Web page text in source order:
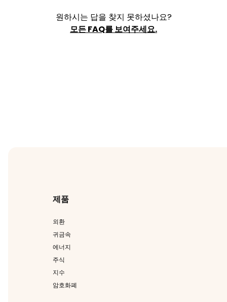
원하시는 답을 찾지 못하셨나요?
모든 FAQ를 보여주세요.
제품
외환
귀금속
에너지
주식
지수
암호화폐